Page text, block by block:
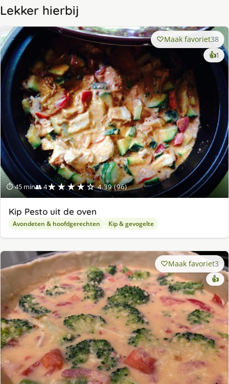
Lekker hierbij
⏱ 45 min👥 4★★★★☆ 4.39 (96)
Maak favoriet38
👍1
Kip Pesto uit de oven
Avondeten & hoofdgerechten Kip & gevogelte
Maak favoriet3
👍